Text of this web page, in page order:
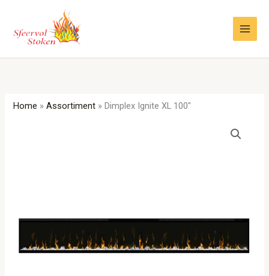
inhoud
Home »Assortiment » Dimplex Ignite XL 100″